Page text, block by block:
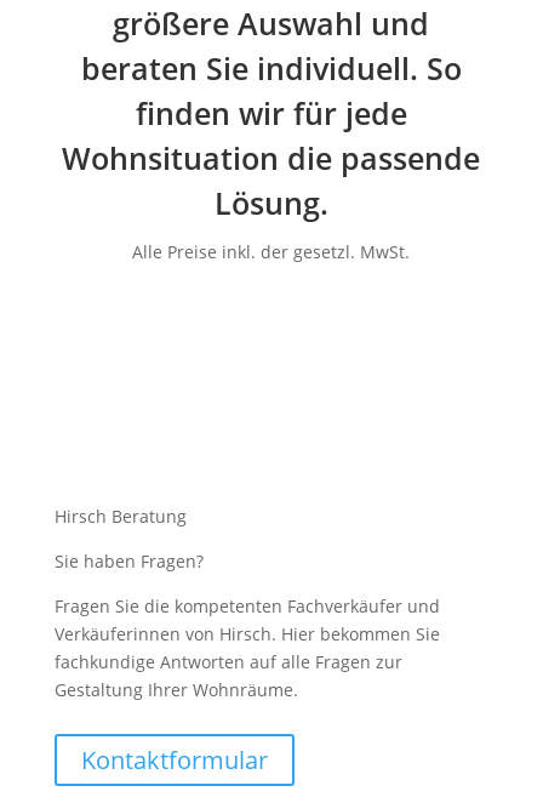
größere Auswahl und
beraten Sie individuell. So
finden wir für jede
Wohnsituation die passende
Lösung.
Alle Preise inkl. der gesetzl. MwSt.
Hirsch Beratung
Sie haben Fragen?
Fragen Sie die kompetenten Fachverkäufer und
Verkäuferinnen von Hirsch. Hier bekommen Sie
fachkundige Antworten auf alle Fragen zur
Gestaltung Ihrer Wohnräume.
Kontaktformular